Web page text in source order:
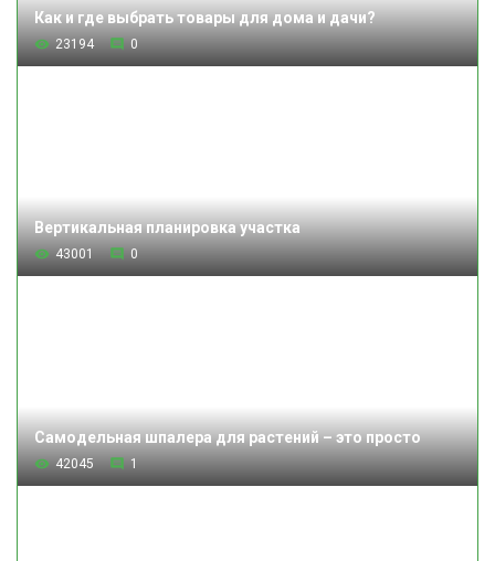
Как и где выбрать товары для дома и дачи?
23194 0
Вертикальная планировка участка
43001 0
Самодельная шпалера для растений – это просто
42045 1